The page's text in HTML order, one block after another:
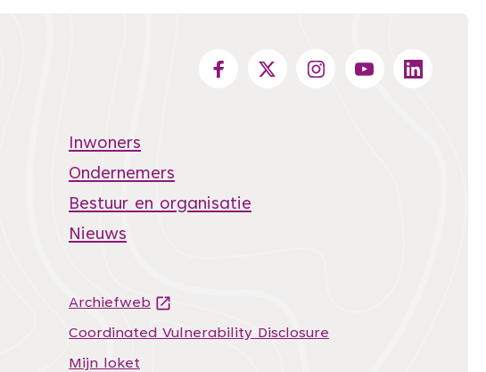
Inwoners
Ondernemers
Bestuur en organisatie
Nieuws
Archiefweb (Deze link gaat naar een andere website)
Coordinated Vulnerability Disclosure
Mijn loket